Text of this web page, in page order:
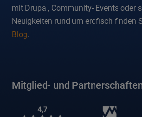
mit Drupal, Community- Events oder
Neuigkeiten rund um erdfisch finden
Blog.
Mitglied- und Partnerschaften